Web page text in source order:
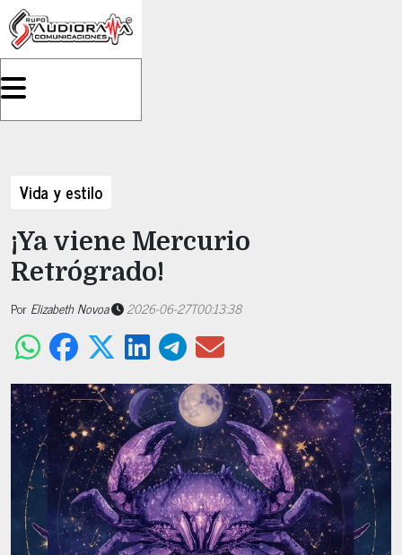
Vida y estilo
¡Ya viene Mercurio
Retrógrado!
Por Elizabeth Novoa 2026-06-27T00:13:38